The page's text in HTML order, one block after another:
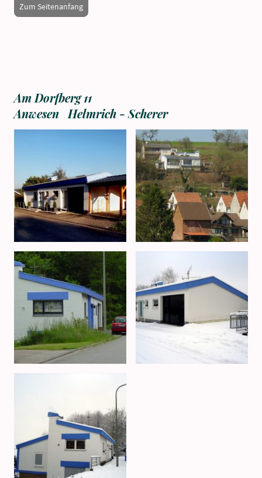
Zum Seitenanfang
Am Dorfberg 11
Anwesen Helmrich - Scherer